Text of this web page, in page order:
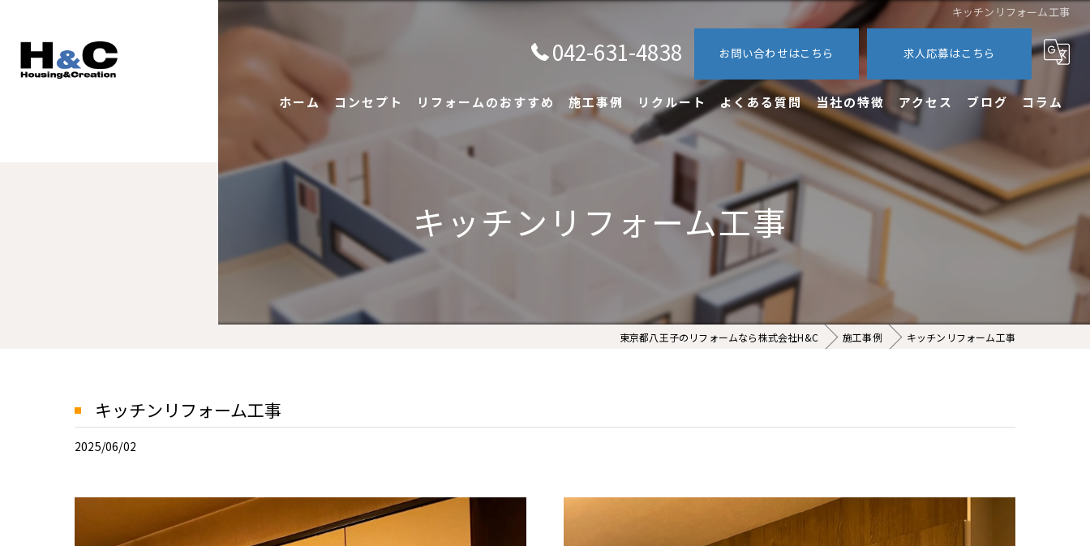
キッチンリフォーム工事
042-631-4838 お問い合わせはこちら 求人応募はこちら
ホーム コンセプト リフォームのおすすめ 施工事例 リクルート よくある質問 当社の特徴
内装
外装
アクセス ブログ コラム
キッチンリフォーム工事
東京都八王子のリフォームなら株式会社H&C 施工事例 キッチンリフォーム工事
キッチンリフォーム工事
2025/06/02